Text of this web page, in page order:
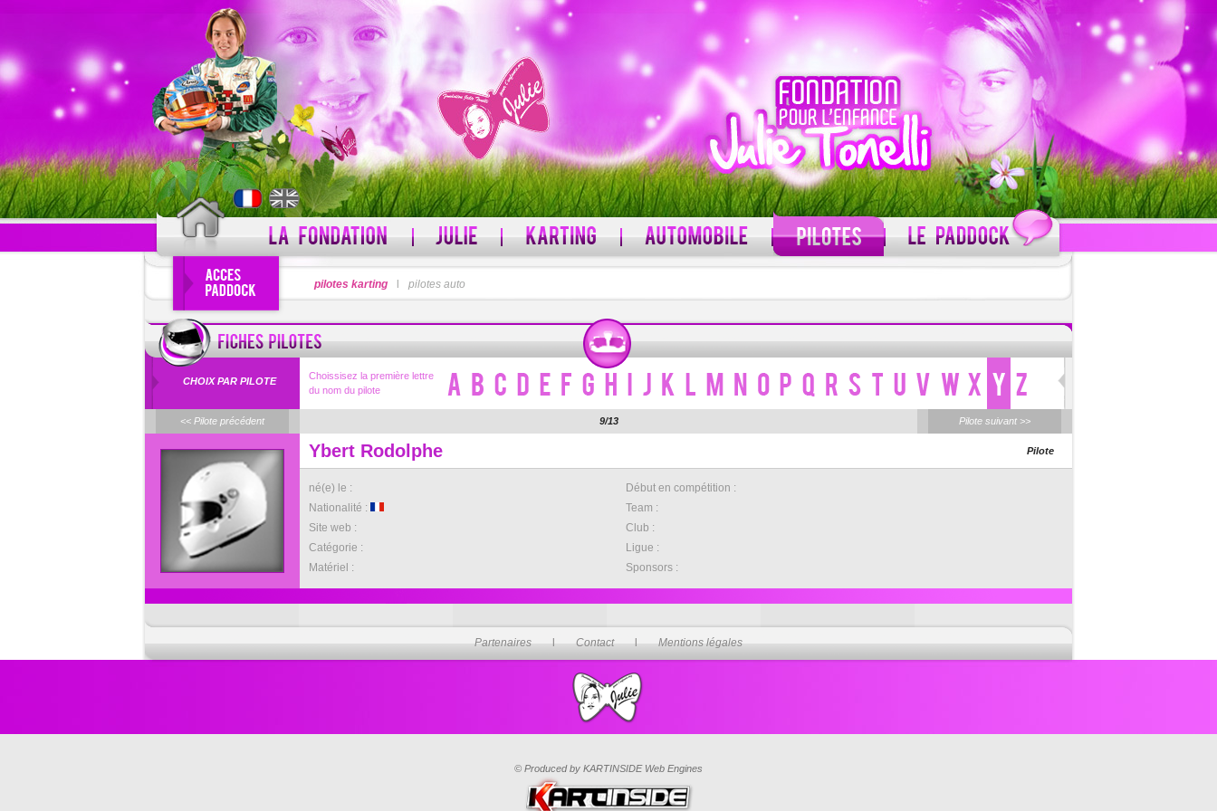
PSEUDO
Pseudo oublié ?
MOT DE PASSE
Mot de passe oublié ?
pilotes karting pilotes auto
CHOIX PAR PILOTE
Choissisez la première lettre
du nom du pilote
<< Pilote précédent 9/13 Pilote suivant >>
Pilote
Ybert Rodolphe
né(e) le :
Nationalité :
Site web :
Catégorie :
Matériel :
Début en compétition :
Team :
Club :
Ligue :
Sponsors :
Partenaires Contactl Mentions légales
© Produced by KARTINSIDE Web Engines